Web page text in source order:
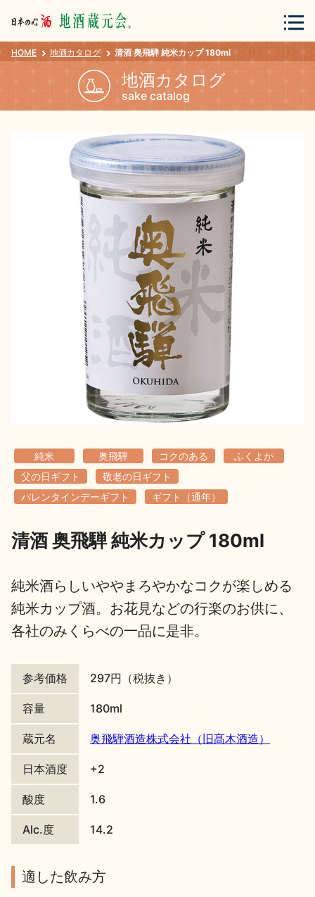
会員登録 ログイン
地酒カタログ
地酒解体新書
お楽しみコンテンツ
歳時記 地酒蔵元会検定
日本酒の楽しみ方特集
地酒・イベント情報
HOME 地酒カタログ 清酒 奥飛騨 純米カップ 180ml
地酒カタログ
sake catalog
純米 奥飛騨 コクのある
ふくよか
父の日ギフト
敬老の日ギフト
バレンタインデーギフト
ギフト（通年）
清酒 奥飛騨 純米カップ 180ml
純米酒らしいややまろやかなコクが楽しめる
純米カップ酒。お花見などの行楽のお供に、
各社のみくらべの一品に是非。
参考価格 297円（税抜き）
容量 180ml
蔵元名 奥飛騨酒造株式会社（旧髙木酒造）
日本酒度 +2
酸度 1.6
Alc.度 14.2
適した飲み方